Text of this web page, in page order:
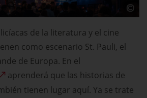
de la literatura y el cine
como escenario St. Pauli, el
de Europa. En el
aprenderá que las historias de
tienen lugar aquí. Ya se trate